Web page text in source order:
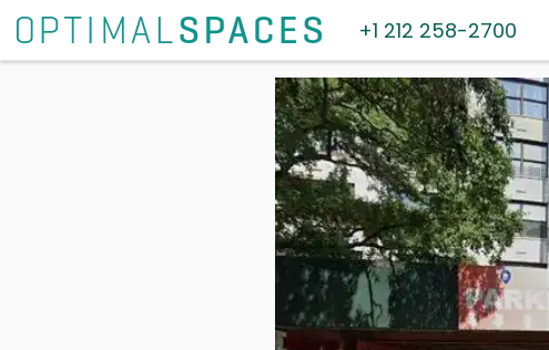
+1 212 258-2700